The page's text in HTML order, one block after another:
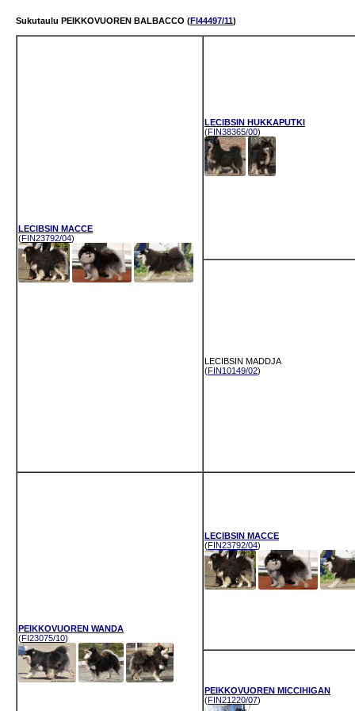
Sukutaulu PEIKKOVUOREN BALBACCO (FI44497/11)
LECIBSIN MACCE
(FIN23792/04)
LECIBSIN HUKKAPUTKI
(FIN38365/00)
LECIBSIN MADDJA
(FIN10149/02)
PEIKKOVUOREN WANDA
(FI23075/10)
LECIBSIN MACCE
(FIN23792/04)
PEIKKOVUOREN MICCIHIGAN
(FIN21220/07)